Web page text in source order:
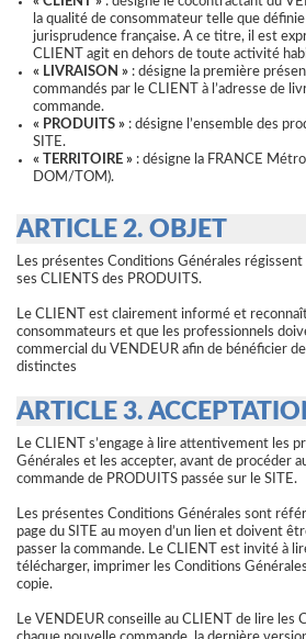
la qualité de consommateur telle que
jurisprudence française. A ce titre, il est
CLIENT agit en dehors de toute activité
« LIVRAISON » : désigne la première
commandés par le CLIENT à l’adresse de
commande.
« PRODUITS » : désigne l’ensemble des
SITE.
« TERRITOIRE » : désigne la FRANCE
DOM/TOM).
ARTICLE 2. OBJET
Les présentes Conditions Générales
ses CLIENTS des PRODUITS.
Le CLIENT est clairement informé et reconnaît
consommateurs et que les professionnels
commercial du VENDEUR afin de bénéficier
distinctes
ARTICLE 3.
Le CLIENT s’engage à lire attentivement les
Générales et les accepter, avant de procéder
commande de PRODUITS passée sur le SITE.
Les présentes Conditions Générales sont
page du SITE au moyen d’un lien et doivent
passer la commande. Le CLIENT est invité à
télécharger, imprimer les Conditions
copie.
Le VENDEUR conseille au CLIENT de lire les